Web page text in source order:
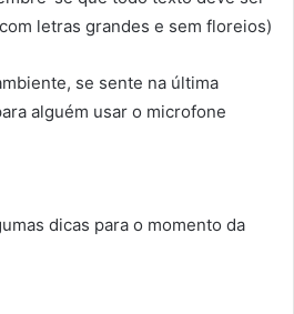
letras grandes e sem floreios)
se sente na última
alguém usar o microfone
dicas para o momento da